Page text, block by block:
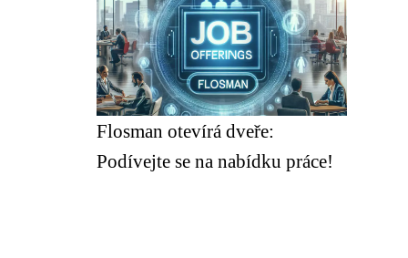
Flosman otevírá dveře:
Podívejte se na nabídku práce!